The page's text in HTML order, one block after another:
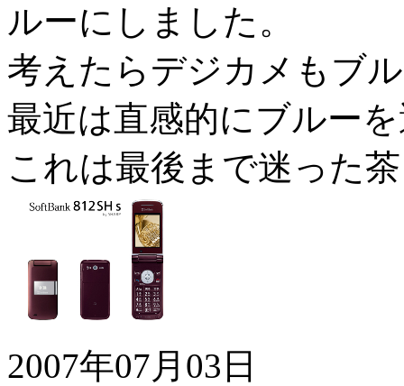
ルーにしました。
考えたらデジカメもブ
最近は直感的にブルー
これは最後まで迷った
2007年07月03日